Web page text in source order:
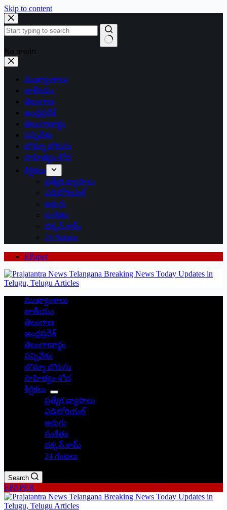
Skip to content
No results
ముఖ్యాంశాలు
జాతీయం
తెలంగాణ
ఆంధ్రప్రదేశ్
తెలంగాణార్థం
సన్నివేశం
బొమ్మా బొరుసు
సాహిత్యం-శోభ
శీర్షికలు
ప్రత్యేక వ్యాసాలు
ఎడిటోరియల్
అరుగు
సంకేతం
దక్కన్.కామ్
24 గంటలు
EPaper
ముఖ్యాంశాలు
జాతీయం
తెలంగాణ
ఆంధ్రప్రదేశ్
తెలంగాణార్థం
సన్నివేశం
బొమ్మా బొరుసు
సాహిత్యం-శోభ
శీర్షికలు
ప్రత్యేక వ్యాసాలు
ఎడిటోరియల్
అరుగు
సంకేతం
దక్కన్.కామ్
24 గంటలు
Search
EPAPER